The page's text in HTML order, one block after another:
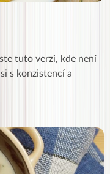
tuto verzi, kde není
s konzistencí a